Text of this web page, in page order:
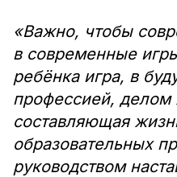
«Важно, чтобы
в современные
ребёнка игра, в
профессией, делом
составляющая
образовательных
руководством